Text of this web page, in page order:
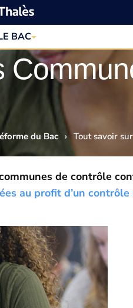
BAC
du Bac › Tout savoir
de contrôle
au profit d’un